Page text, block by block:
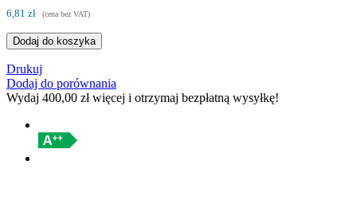
6,81 zł (cena bez VAT)
Dodaj do koszyka
Drukuj
Dodaj do porównania
Wydaj 400,00 złwięcej i otrzymaj bezpłatną wysyłkę!